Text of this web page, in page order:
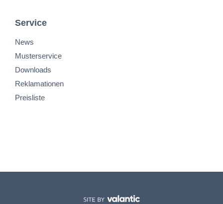
Service
News
Musterservice
Downloads
Reklamationen
Preisliste